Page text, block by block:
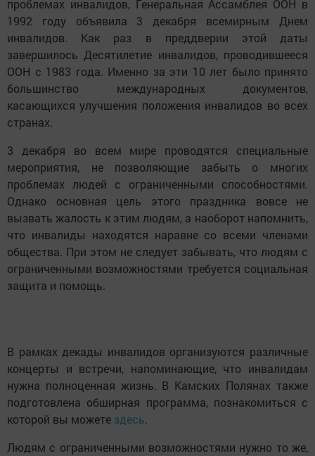
проблемах инвалидов, Генеральная Ассамблея ООН в
1992 году объявила 3 декабря всемирным Днем
инвалидов. Как раз в преддверии этой даты
завершилось Десятилетие инвалидов, проводившееся
ООН с 1983 года. Именно за эти 10 лет было принято
большинство международных документов,
касающихся улучшения положения инвалидов во всех
странах.
3 декабря во всем мире проводятся специальные
мероприятия, не позволяющие забыть о многих
проблемах людей с ограниченными способностями.
Однако основная цель этого праздника вовсе не
вызвать жалость к этим людям, а наоборот напомнить,
что инвалиды находятся наравне со всеми членами
общества. При этом не следует забывать, что людям с
ограниченными возможностями требуется социальная
защита и помощь.
В рамках декады инвалидов организуются различные
концерты и встречи, напоминающие, что инвалидам
нужна полноценная жизнь. В Камских Полянах также
подготовлена обширная программа, познакомиться с
которой вы можете здесь.
Людям с ограниченными возможностями нужно то же,